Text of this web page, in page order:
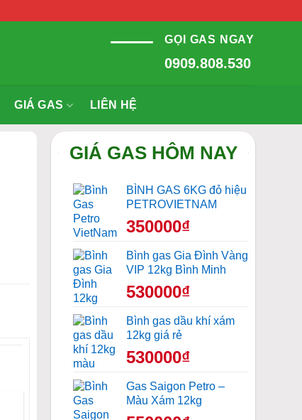
GỌI GAS NGAY
0909.808.530
GIÁ GAS LIÊN HỆ
GIÁ GAS HÔM NAY
BÌNH GAS 6KG đỏ hiệu
PETROVIETNAM
350000₫
Bình gas Gia Đình Vàng
VIP 12kg Bình Minh
530000₫
Bình gas dầu khí xám
12kg giá rẻ
530000₫
Gas Saigon Petro –
Màu Xám 12kg